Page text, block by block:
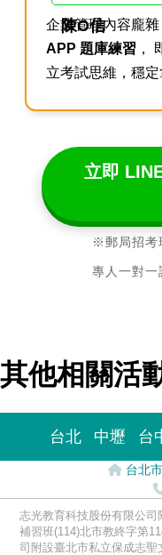
陳O信
企業管理內容龐雜
APP 題庫練習 ，
立考試思維，穩定
立即
※郵局招考
專人一對一
其他相關活
台北 中壢 台
台北
志光教育科技股份有限公
補習班(114)北市教終字第
司附設臺北市私立保成志